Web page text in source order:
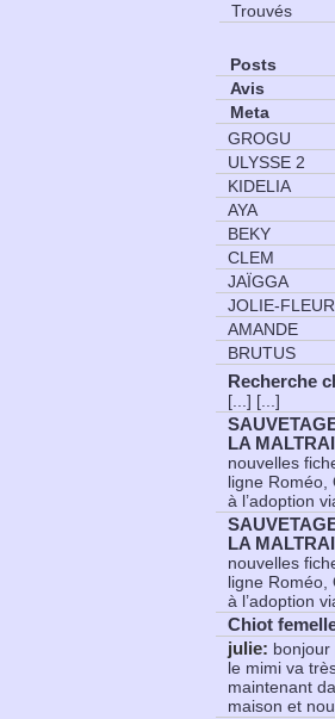
Trouvés
Posts
Avis
Meta
GROGU
ULYSSE 2
KIDELIA
AYA
BEKY
CLEM
JAÏGGA
JOLIE-FLEUR
AMANDE
BRUTUS
Recherche
[...] [...]
LA
nouvelles
ligne Roméo,
à l’adoption
LA
nouvelles
ligne Roméo,
à l’adoption
Chiot
julie: bonjour
le mimi va
maintenant
maison et